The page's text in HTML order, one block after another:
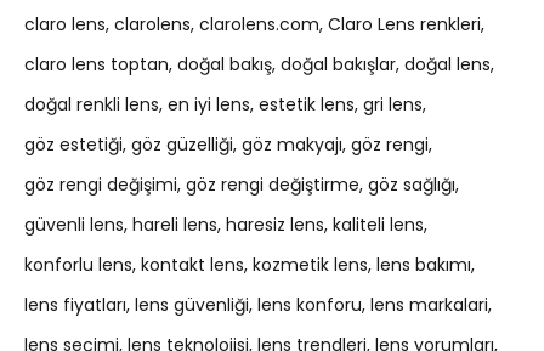
claro lens clarolens clarolens.com Claro Lens renkleri
claro lens toptan doğal bakış doğal bakışlar doğal lens
doğal renkli lens en iyi lens estetik lens gri lens
göz estetiği göz güzelliği göz makyajı göz rengi
göz rengi değişimi göz rengi değiştirme göz sağlığı
güvenli lens hareli lens haresiz lens kaliteli lens
konforlu lens kontakt lens kozmetik lens lens bakımı
lens fiyatları lens güvenliği lens konforu lens markalari
lens seçimi lens teknolojisi lens trendleri lens yorumları